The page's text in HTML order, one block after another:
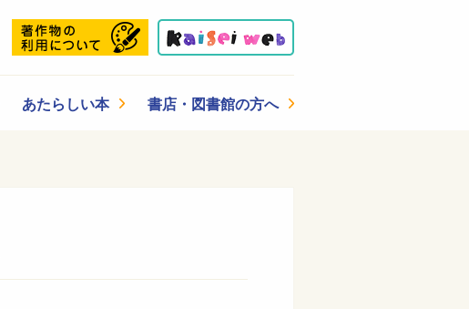
あたらしい本 書店・図書館の方へ